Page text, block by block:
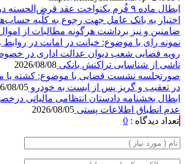
ابطال ماده ۹ فُرم یکنواخت عقد
اختیار به بانک عامل جهت رجوع به کلّیه
ضامنین و نیز برداشت هرگونه مطالبات از اموال
نمونه رای با موضوع: خیانت در امانت در
رویه قضایی شعب دیوان عدالت اداری در
ناشی از شناسایی تراکنش بانکی 2026/08/08
صورتجلسه نشست قضایی با موضوع: کشته یا
در تعقیب و گریز پس از ایست به خودرو 08/05
ابطال بخشنامه دادستان انتظامی مالیاتی
عدم انطباق اطلاعات پستی 2026/08/05
تعداد دیدگاه : 0